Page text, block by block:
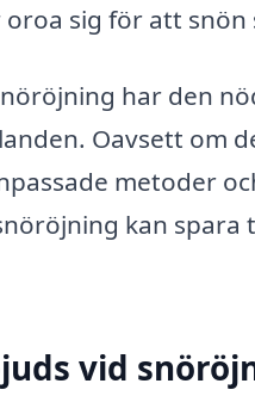
oroa sig för att
har den
Oavsett om
metoder
kan
vid